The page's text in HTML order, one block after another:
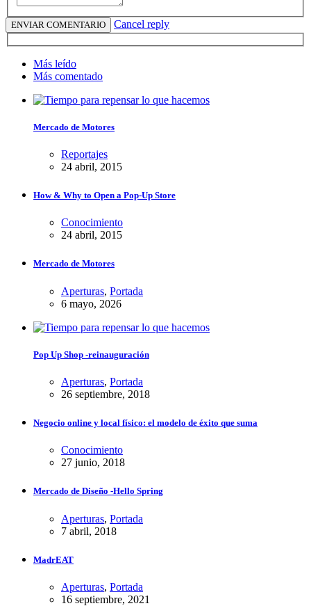
Cancel reply
Más leído
Más comentado
Mercado de Motores
Reportajes
24 abril, 2015
How & Why to Open a Pop-Up Store
Conocimiento
24 abril, 2015
Mercado de Motores
Aperturas, Portada
6 mayo, 2026
Pop Up Shop -reinauguración
Aperturas, Portada
26 septiembre, 2018
Negocio online y local físico: el modelo de éxito que suma
Conocimiento
27 junio, 2018
Mercado de Diseño -Hello Spring
Aperturas, Portada
7 abril, 2018
MadrEAT
Aperturas, Portada
16 septiembre, 2021